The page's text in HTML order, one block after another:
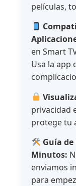
películas,
en Smart
Usa la app
privacidad
protege tu
Guía
Minutos:
enviamos
para